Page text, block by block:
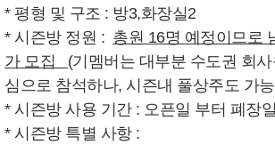
* 평형 및 구조 : 방3,화장실2
* 시즌방 정원 : 총원 16명 예정이므로
가 모집 (기멤버는 대부분 수도권 회
심으로 참석하나, 시즌내 풀상주도 가
* 시즌방 사용 기간: 오픈일 부터 폐장일
* 시즌방 특별 사항: